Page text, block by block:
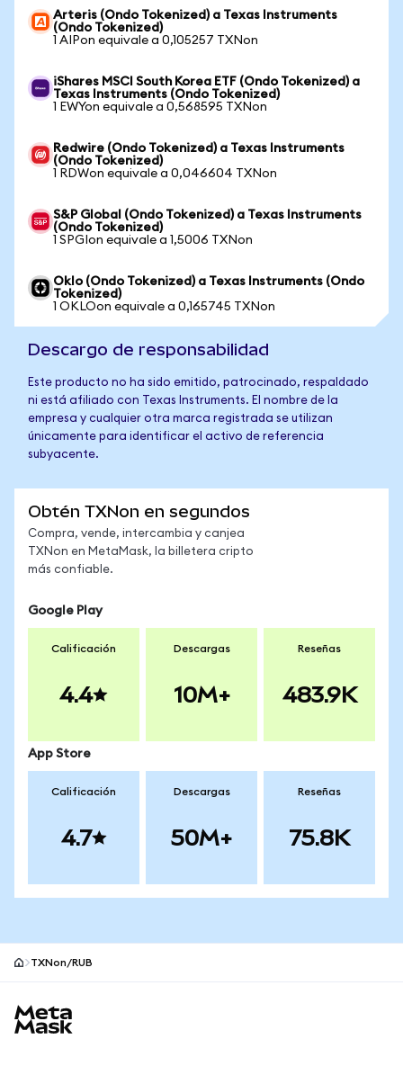
Arteris (Ondo Tokenized) a Texas Instruments
(Ondo Tokenized)
1 AIPon equivale a 0,105257 TXNon
iShares MSCI South Korea ETF (Ondo Tokenized) a
Texas Instruments (Ondo Tokenized)
1 EWYon equivale a 0,568595 TXNon
Redwire (Ondo Tokenized) a Texas Instruments
(Ondo Tokenized)
1 RDWon equivale a 0,046604 TXNon
S&P Global (Ondo Tokenized) a Texas Instruments
(Ondo Tokenized)
1 SPGIon equivale a 1,5006 TXNon
Oklo (Ondo Tokenized) a Texas Instruments (Ondo
Tokenized)
1 OKLOon equivale a 0,165745 TXNon
Descargo de responsabilidad
Este producto no ha sido emitido, patrocinado, respaldado
ni está afiliado con Texas Instruments. El nombre de la
empresa y cualquier otra marca registrada se utilizan
únicamente para identificar el activo de referencia
subyacente.
Obtén TXNon en segundos
Compra, vende, intercambia y canjea
TXNon en MetaMask, la billetera cripto
más confiable.
Google Play
Calificación
4.4
Descargas
10M+
Reseñas
483.9K
App Store
Calificación
4.7
Descargas
50M+
Reseñas
75.8K
TXNon/RUB